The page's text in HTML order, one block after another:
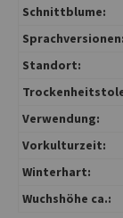
Schnittblume:
Sprachversionen:
Standort:
Verwendung:
Vorkulturzeit:
Winterhart:
Wuchshöhe ca.: